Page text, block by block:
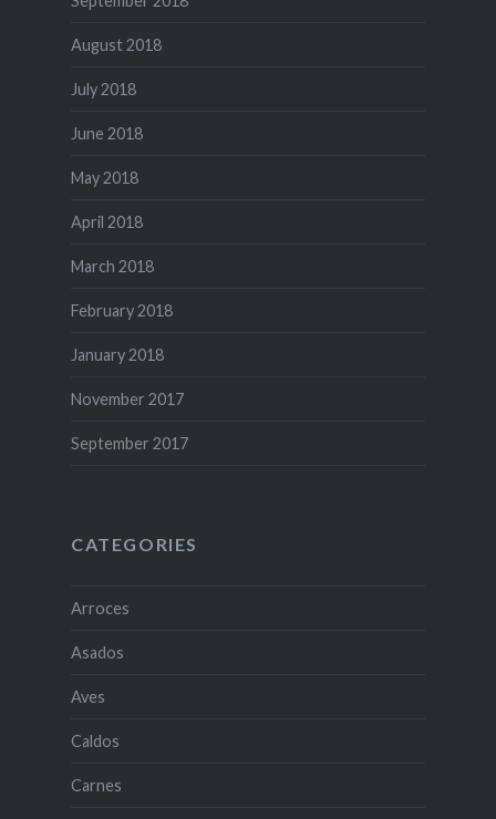
August 2018
July 2018
June 2018
May 2018
April 2018
March 2018
February 2018
January 2018
November 2017
September 2017
CATEGORIES
Arroces
Asados
Aves
Caldos
Carnes